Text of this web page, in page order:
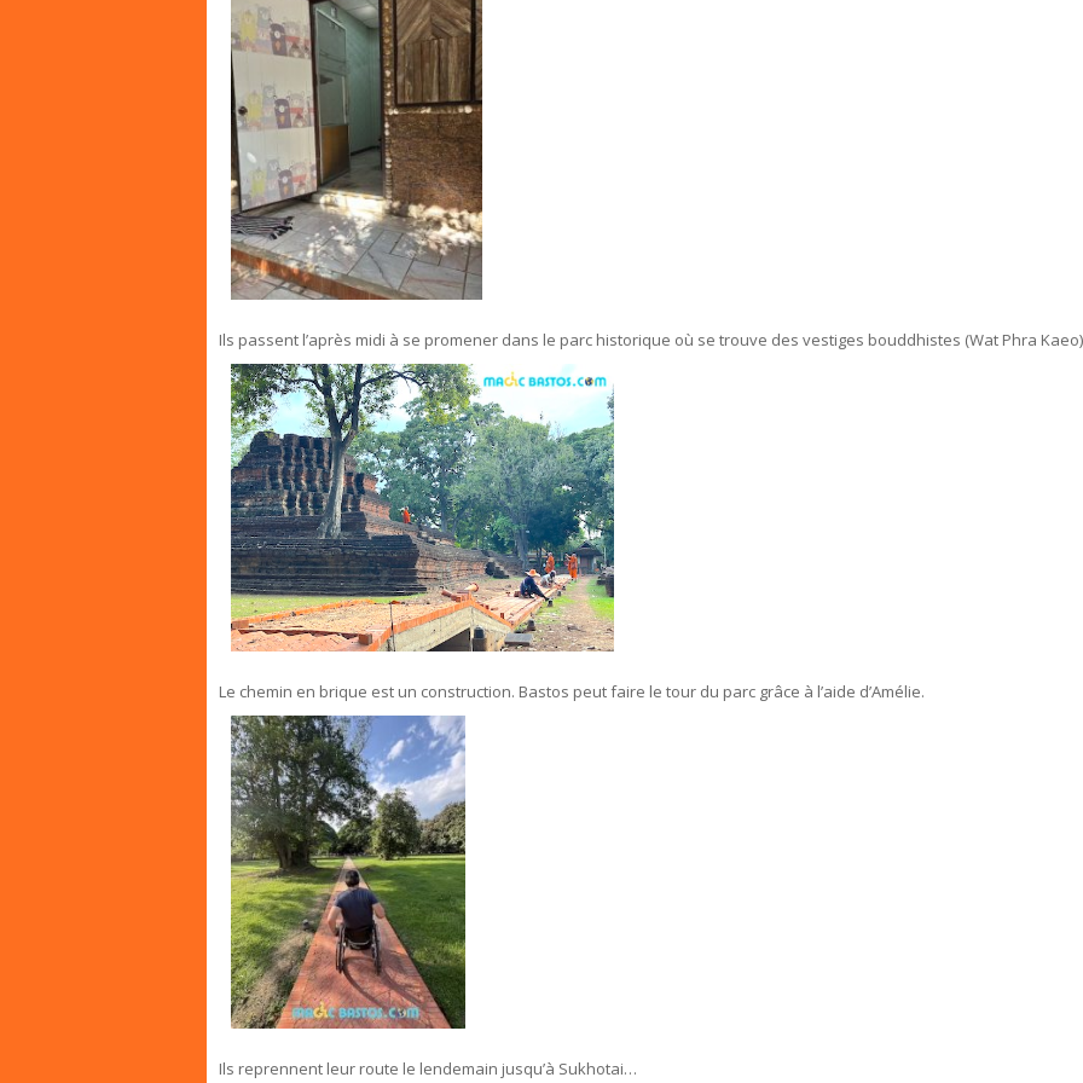
Ils passent l’après midi à se promener dans le parc historique où se trouve des vestiges bouddhistes (Wat Phra
Le chemin en brique est un construction. Bastos peut faire le tour du parc grâce à l’aide d’Amélie.
Ils reprennent leur route le lendemain jusqu’à Sukhotai…